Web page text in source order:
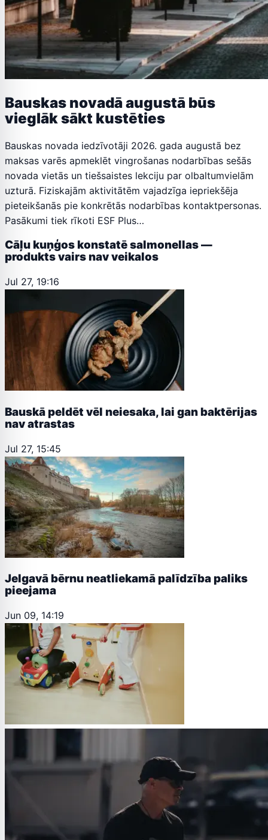
Bauskas novadā augustā būs
vieglāk sākt kustēties
Bauskas novada iedzīvotāji 2026. gada augustā bez
maksas varēs apmeklēt vingrošanas nodarbības sešās
novada vietās un tiešsaistes lekciju par olbaltumvielām
uzturā. Fiziskajām aktivitātēm vajadzīga iepriekšēja
pieteikšanās pie konkrētās nodarbības kontaktpersonas.
Pasākumi tiek rīkoti ESF Plus…
Cāļu kuņģos konstatē salmonellas —
produkts vairs nav veikalos
Jul 27, 19:16
Bauskā peldēt vēl neiesaka, lai gan baktērijas
nav atrastas
Jul 27, 15:45
Jelgavā bērnu neatliekamā palīdzība paliks
pieejama
Jun 09, 14:19